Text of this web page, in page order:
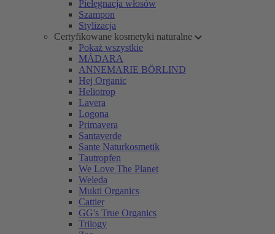
Pielęgnacja włosów
Szampon
Stylizacja
Certyfikowane kosmetyki naturalne
Pokaż wszystkie
MÁDARA
ANNEMARIE BÖRLIND
Hej Organic
Heliotrop
Lavera
Logona
Primavera
Santaverde
Sante Naturkosmetik
Tautropfen
We Love The Planet
Weleda
Mukti Organics
Cattier
GG's True Organics
Trilogy